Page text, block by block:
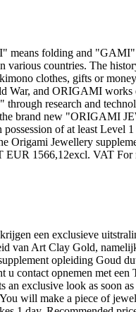
folding and
various countries. The
clothes, gifts or
War, and ORIGAMI
research and
brand new "ORIGAMI
of at least Level
Origami Jewellery
1566,12excl. VAT For
een exclusieve
van Art Clay Gold,
opleiding
contact opnemen met een
an exclusive look as soon
will make a piece of